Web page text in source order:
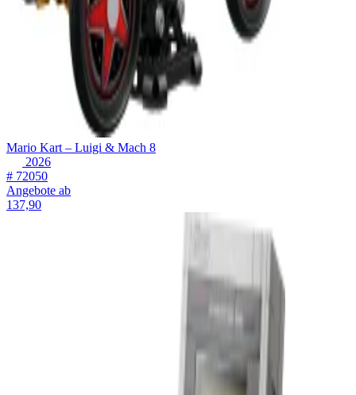
Mario Kart – Luigi & Mach 8
2026
# 72050
Angebote ab
137,90